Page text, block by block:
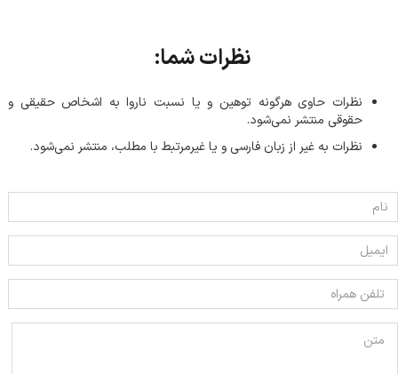
نظرات شما:
نظرات حاوی هرگونه توهین و یا نسبت ناروا به اشخاص حقیقی و
حقوقی منتشر نمی‌شود.
نظرات به غیر از زبان فارسی و یا غیر‌مرتبط با مطلب، منتشر نمی‌شود.